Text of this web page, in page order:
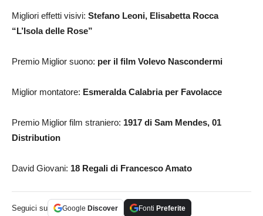
Migliori effetti visivi: Stefano Leoni, Elisabetta Rocca
“L’Isola delle Rose”
Premio Miglior suono: per il film Volevo Nascondermi
Miglior montatore: Esmeralda Calabria per Favolacce
Premio Miglior film straniero: 1917 di Sam Mendes, 01
Distribution
David Giovani: 18 Regali di Francesco Amato
Seguici su Google Discover Fonti Preferite